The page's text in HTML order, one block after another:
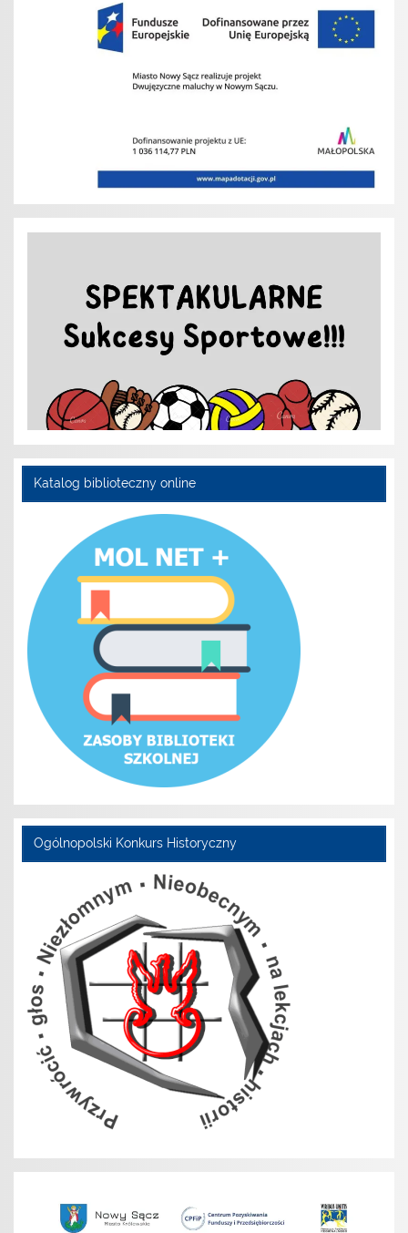
Katalog biblioteczny online
Ogólnopolski Konkurs Historyczny